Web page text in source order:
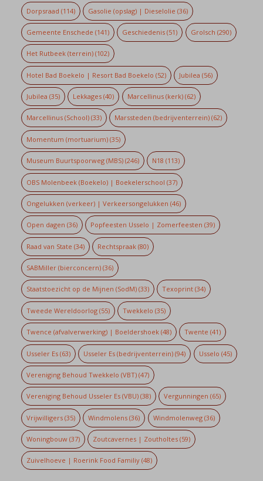
Dorpsraad (114) Gasolie (opslag) | Dieselolie (36)
Gemeente Enschede (141) Geschiedenis (51) Grolsch (290)
Het Rutbeek (terrein)(102)
Hotel Bad Boekelo | Resort Bad Boekelo (52) Jubilea (56)
Jubilea (35) Lekkages (40) Marcellinus (kerk)(62)
Marcellinus (School)(33) Marssteden (bedrijventerrein) (62)
Momentum (mortuarium)(35)
Museum Buurtspoorweg (MBS)(246) N18 (113)
OBS Molenbeek (Boekelo) | Boekelerschool (37)
Ongelukken (verkeer) | Verkeersongelukken (46)
Open dagen (36) Popfeesten Usselo | Zomerfeesten (39)
Raad van State (34) Rechtspraak (80)
SABMiller (bierconcern)(36)
Staatstoezicht op de Mijnen (SodM)(33) Texoprint (34)
Tweede Wereldoorlog(55) Twekkelo (35)
Twence (afvalverwerking) | Boeldershoek(48) Twente (41)
Usseler Es(63) Usseler Es (bedrijventerrein) (94) Usselo (45)
Vereniging Behoud Twekkelo (VBT)(47)
Vereniging Behoud Usseler Es (VBU)(38) Vergunningen (65)
Vrijwilligers(35) Windmolens (36) Windmolenweg(36)
Woningbouw(37) Zoutcavernes | Zoutholtes (59)
Zuivelhoeve | Roerink Food Familiy(48)